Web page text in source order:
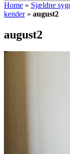
Home » Sjældne
kender» august2
august2